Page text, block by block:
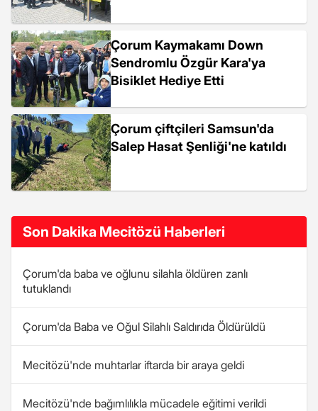
Çorum Kaymakamı Down
Sendromlu Özgür Kara'ya
Bisiklet Hediye Etti
Çorum çiftçileri Samsun'da
Salep Hasat Şenliği'ne katıldı
Son Dakika Mecitözü Haberleri
Çorum'da baba ve oğlunu silahla öldüren zanlı
tutuklandı
Çorum'da Baba ve Oğul Silahlı Saldırıda Öldürüldü
Mecitözü'nde muhtarlar iftarda bir araya geldi
Mecitözü'nde bağımlılıkla mücadele eğitimi verildi